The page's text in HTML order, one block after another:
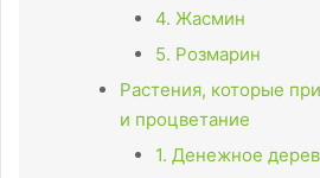
4. Жасмин
5. Розмарин
Растения, которые
и процветание
1. Денежное